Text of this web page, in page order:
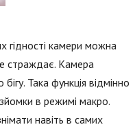
гідності камери можна
страждає. Камера
Така функція відмінно
в режимі макро.
навіть в самих